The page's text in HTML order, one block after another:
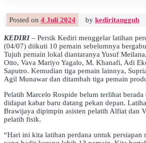
Posted on 4 Juli 2024 by kediritangguh
KEDIRI– Persik Kediri menggelar latihan
(04/07) diikuti 10 pemain sebelumnya
Tujuh pemain lokal diantaranya Yusuf
Otto, Vava Mariyo Yagalo, M. Khanafi, Adi
Saputro. Kemudian tiga pemain lainnya,
Agil Munawar dan ditambah tiga pemain
Pelatih Marcelo Rospide belum terlihat berada
didapat kabar baru datang pekan depan.
Brawijaya dipimpin asisten pelatih Alfiat dan
pelatih fisik.
“Hari ini kita latihan perdana untuk persiapan